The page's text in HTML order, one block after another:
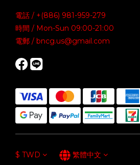
電話 / +(886) 981-959-279
時間 / Mon-Sun 09:00-21:00
電郵 / bncg.us@gmail.com
$ TWD 繁體中文